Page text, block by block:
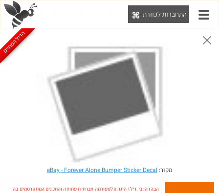
התחברות לכוורת
הבהרה: בי.דילז הינה פלטפורמה חברתית פתוחה והתכנים המתפרסמים בה הינם מטעם הגולשים.
הדילים המעודכנים הדילים החמים
עדכונים מהרשת חדש בכוורת
הדיל הסתיים
מקור: eBay- Forever Alone Bumper Sticker Decal
הבהרה: בי.דילז הינה פלטפורמה חברתית פתוחה והתכנים המתפרסמים בה